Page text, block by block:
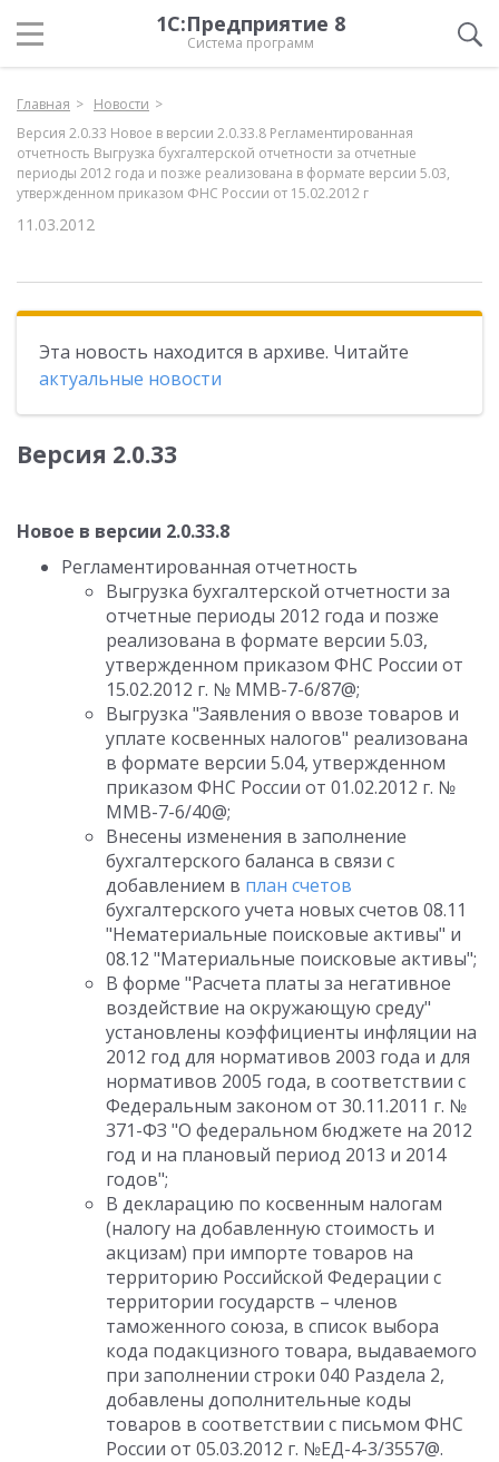
1С:Предприятие 8
Система программ
Главная
Новости
Версия 2.0.33 Новое в версии 2.0.33.8 Регламентированная
отчетность Выгрузка бухгалтерской отчетности за отчетные
периоды 2012 года и позже реализована в формате версии 5.03,
утвержденном приказом ФНС России от 15.02.2012 г
11.03.2012
Эта новость находится в архиве. Читайте
актуальные новости
Версия 2.0.33
Новое в версии 2.0.33.8
Регламентированная отчетность
Выгрузка бухгалтерской отчетности за
отчетные периоды 2012 года и позже
реализована в формате версии 5.03,
утвержденном приказом ФНС России от
15.02.2012 г. № ММВ-7-6/87@;
Выгрузка "Заявления о ввозе товаров и
уплате косвенных налогов" реализована
в формате версии 5.04, утвержденном
приказом ФНС России от 01.02.2012 г. №
ММВ-7-6/40@;
Внесены изменения в заполнение
бухгалтерского баланса в связи с
добавлением в план счетов
бухгалтерского учета новых счетов 08.11
"Нематериальные поисковые активы" и
08.12 "Материальные поисковые активы";
В форме "Расчета платы за негативное
воздействие на окружающую среду"
установлены коэффициенты инфляции на
2012 год для нормативов 2003 года и для
нормативов 2005 года, в соответствии с
Федеральным законом от 30.11.2011 г. №
371-ФЗ "О федеральном бюджете на 2012
год и на плановый период 2013 и 2014
годов";
В декларацию по косвенным налогам
(налогу на добавленную стоимость и
акцизам) при импорте товаров на
территорию Российской Федерации с
территории государств – членов
таможенного союза, в список выбора
кода подакцизного товара, выдаваемого
при заполнении строки 040 Раздела 2,
добавлены дополнительные коды
товаров в соответствии с письмом ФНС
России от 05.03.2012 г. №ЕД-4-3/3557@.